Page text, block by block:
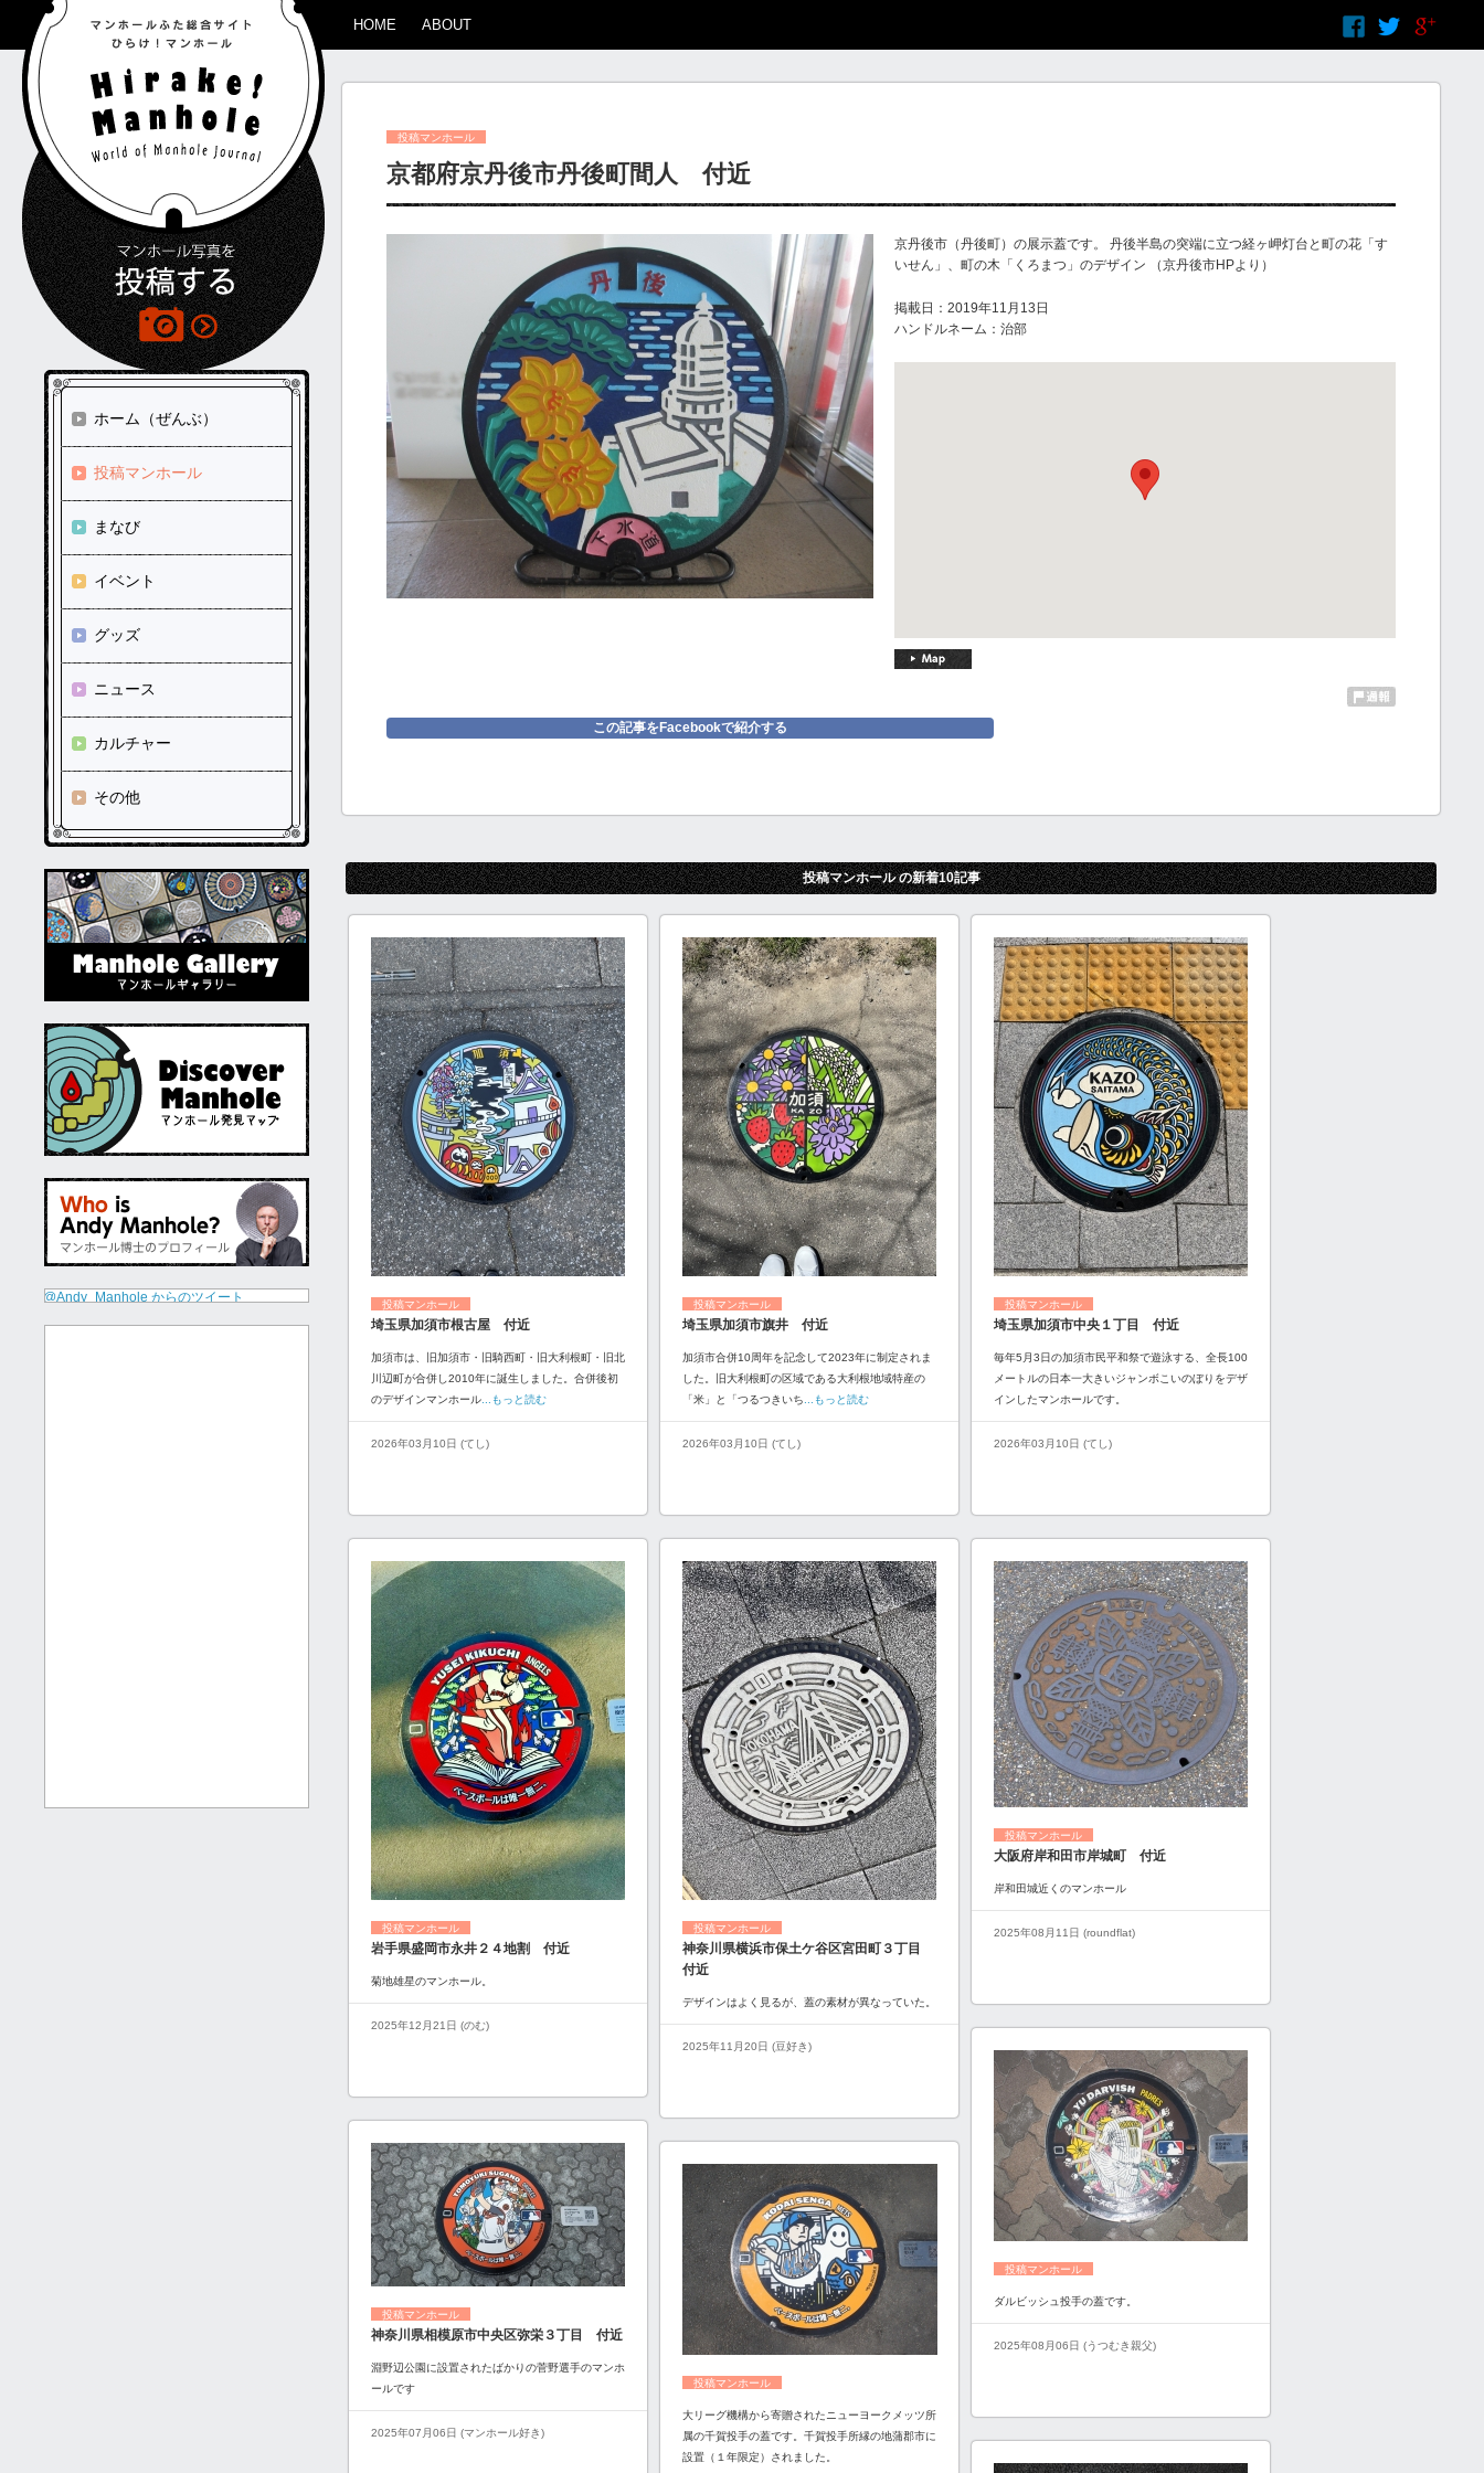
HOME ABOUT
ホーム（ぜんぶ）
投稿マンホール
まなび
イベント
グッズ
ニュース
カルチャー
その他
@Andy_Manhole からのツイート
投稿マンホール
京都府京丹後市丹後町間人 付近
京丹後市（丹後町）の展示蓋です。 丹後半島の突端に立つ経ヶ岬灯台と町の花「す
いせん」、町の木「くろまつ」のデザイン （京丹後市HPより）
掲載日：2019年11月13日
ハンドルネーム：治部
この記事をFacebookで紹介する
投稿マンホール の新着10記事
投稿マンホール
埼玉県加須市根古屋 付近
加須市は、旧加須市・旧騎西町・旧大利根町・旧北
川辺町が合併し2010年に誕生しました。合併後初
のデザインマンホール ...もっと読む
2026年03月10日 (てし)
投稿マンホール
埼玉県加須市旗井 付近
加須市合併10周年を記念して2023年に制定されま
した。旧大利根町の区域である大利根地域特産の
「米」と「つるつきいち ...もっと読む
2026年03月10日 (てし)
投稿マンホール
埼玉県加須市中央１丁目 付近
毎年5月3日の加須市民平和祭で遊泳する、全長100
メートルの日本一大きいジャンボこいのぼりをデザ
インしたマンホールです。
2026年03月10日 (てし)
投稿マンホール
岩手県盛岡市永井２４地割 付近
菊地雄星のマンホール。
2025年12月21日 (のむ)
投稿マンホール
神奈川県横浜市保土ケ谷区宮田町３丁目
付近
デザインはよく見るが、蓋の素材が異なっていた。
2025年11月20日 (豆好き)
投稿マンホール
大阪府岸和田市岸城町 付近
岸和田城近くのマンホール
2025年08月11日 (roundflat)
投稿マンホール
ダルビッシュ投手の蓋です。
2025年08月06日 (うつむき親父)
投稿マンホール
神奈川県相模原市中央区弥栄３丁目 付近
淵野辺公園に設置されたばかりの菅野選手のマンホ
ールです
2025年07月06日 (マンホール好き)
投稿マンホール
大リーグ機構から寄贈されたニューヨークメッツ所
属の千賀投手の蓋です。千賀投手所縁の地蒲郡市に
設置（１年限定）されました。